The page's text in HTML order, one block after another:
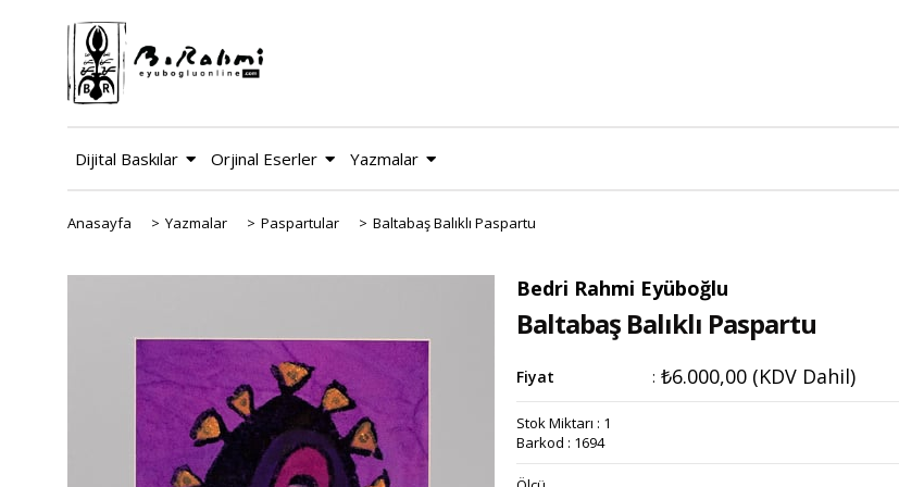
Dijital Baskılar Orjinal Eserler Yazmalar
Anasayfa > Yazmalar > Paspartular > Baltabaş Balıklı Paspartu
Bedri Rahmi Eyüboğlu
Baltabaş Balıklı Paspartu
Fiyat : ₺6.000,00 (KDV Dahil)
Stok Miktarı : 1
Barkod : 1694